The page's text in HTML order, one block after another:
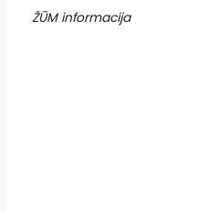
ŽŪM informacija